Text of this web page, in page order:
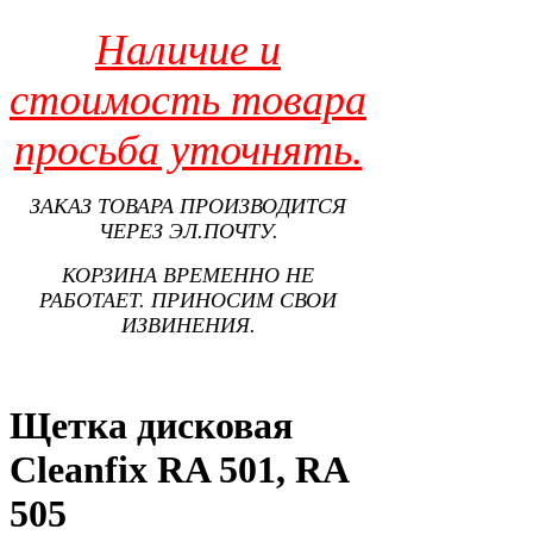
Наличие и
стоимость товара
просьба уточнять.
ЗАКАЗ ТОВАРА ПРОИЗВОДИТСЯ
ЧЕРЕЗ ЭЛ.ПОЧТУ.
КОРЗИНА ВРЕМЕННО НЕ
РАБОТАЕТ. ПРИНОСИМ СВОИ
ИЗВИНЕНИЯ.
Щетка дисковая
Cleanfix RA 501, RA
505